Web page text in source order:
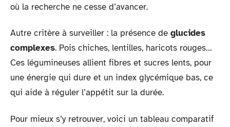
où la recherche ne cesse d’avancer.
Autre critère à surveiller : la présence de glucides
complexes. Pois chiches, lentilles, haricots rouges…
Ces légumineuses allient fibres et sucres lents, pour
une énergie qui dure et un index glycémique bas, ce
qui aide à réguler l’appétit sur la durée.
Pour mieux s’y retrouver, voici un tableau comparatif